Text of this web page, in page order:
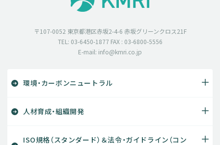
〒107-0052 東京都港区赤坂2-4-6 赤坂グリーンクロス21F
TEL: 03-6450-1877 FAX : 03-6800-5556
E-mail: info@kmri.co.jp
環境・カーボンニュートラル
人材育成・組織開発
ISO規格（スタンダード）＆法令・ガイドライン（コン